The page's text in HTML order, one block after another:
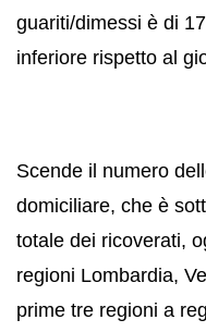
guariti/dimessi è di
inferiore rispetto al
Scende il numero
domiciliare, che è
totale dei ricoverati,
regioni Lombardia,
prime tre regioni a